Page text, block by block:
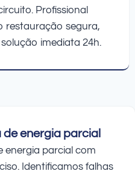
Profissional
restauração segura,
imediata 24h.
energia parcial
energia parcial com
Identificamos falhas